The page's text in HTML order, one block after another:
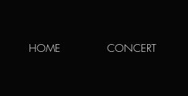
HOME CONCERT